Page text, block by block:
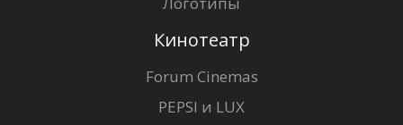
Кинотеатр
Forum Cinemas
PEPSI и LUX